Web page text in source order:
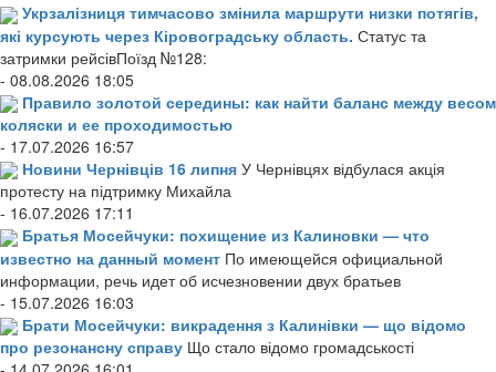
Укрзалізниця тимчасово змінила маршрути низки потягів,
які курсують через Кіровоградську область. Статус та
затримки рейсівПоїзд №128:
- 08.08.2026 18:05
Правило золотой середины: как найти баланс между весом
коляски и ее проходимостью
- 17.07.2026 16:57
Новини Чернівців 16 липня У Чернівцях відбулася акція
протесту на підтримку Михайла
- 16.07.2026 17:11
Братья Мосейчуки: похищение из Калиновки — что
известно на данный момент По имеющейся официальной
информации, речь идет об исчезновении двух братьев
- 15.07.2026 16:03
Брати Мосейчуки: викрадення з Калинівки — що відомо
про резонансну справу Що стало відомо громадськості